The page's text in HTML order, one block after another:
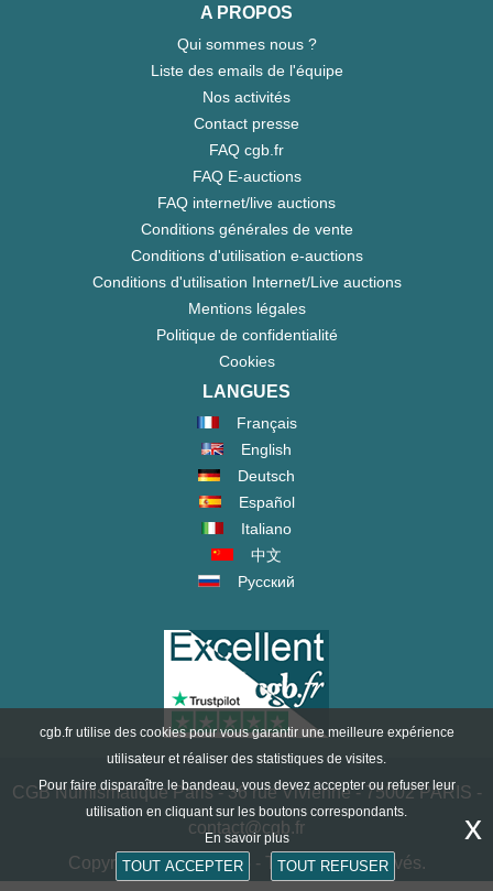
A PROPOS
Qui sommes nous ?
Liste des emails de l'équipe
Nos activités
Contact presse
FAQ cgb.fr
FAQ E-auctions
FAQ internet/live auctions
Conditions générales de vente
Conditions d'utilisation e-auctions
Conditions d'utilisation Internet/Live auctions
Mentions légales
Politique de confidentialité
Cookies
LANGUES
Français
English
Deutsch
Español
Italiano
中文
Русский
CGB Numismatique Paris - 36 rue Vivienne - 75002 PARIS -
contact@cgb.fr
Copyright @1997-2025 - Tous droits réservés.
cgb.fr utilise des cookies pour vous garantir une meilleure expérience
utilisateur et réaliser des statistiques de visites.
Pour faire disparaître le bandeau, vous devez accepter ou refuser leur
utilisation en cliquant sur les boutons correspondants.
En savoir plus
TOUT ACCEPTER TOUT REFUSER
x